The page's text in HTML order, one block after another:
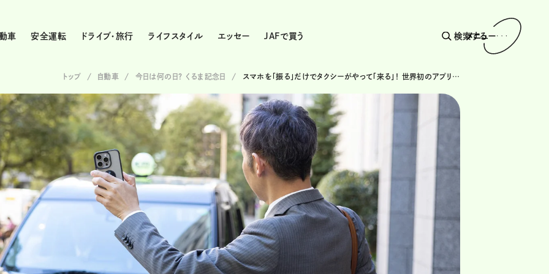
車 安全運転 ドライブ・旅行 ライフスタイル エッセー JAFで買う 検索する
メニュー
トップ 自動車 今日は何の日？ くるま記念日 スマホを「振る」だけでタクシーがやって「来る」！ 世界初のアプリが人気のワケとは？